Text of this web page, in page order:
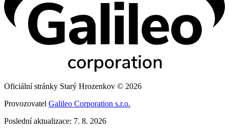
Oficiální stránky Starý Hrozenkov © 2026
Provozovatel Galileo Corporation s.r.o.
Poslední aktualizace: 7. 8. 2026